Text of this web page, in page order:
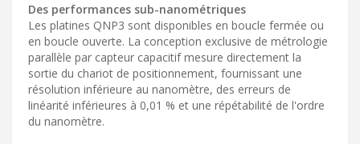
Des performances sub-nanométriques
Les platines QNP3 sont disponibles en boucle fermée ou
en boucle ouverte. La conception exclusive de métrologie
parallèle par capteur capacitif mesure directement la
sortie du chariot de positionnement, fournissant une
résolution inférieure au nanomètre, des erreurs de
linéarité inférieures à 0,01 % et une répétabilité de l'ordre
du nanomètre.